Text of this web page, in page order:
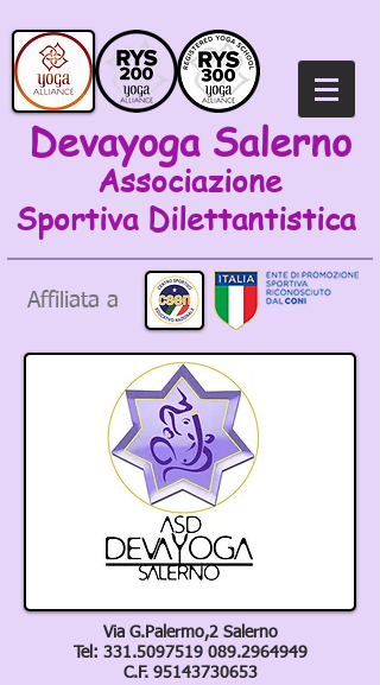
Devayoga Salerno
Associazione
Sportiva Dilettantistica
Affiliata a
Via G.Palermo,2 Salerno
Tel: 331.5097519 089.2964949
C.F. 95143730653